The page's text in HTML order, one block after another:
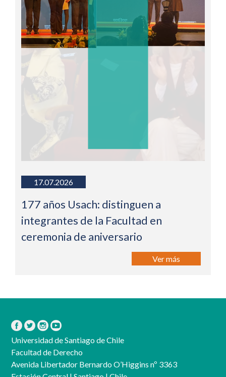
17.07.2026
177 años Usach: distinguen a
integrantes de la Facultad en
ceremonia de aniversario
Ver más
Universidad de Santiago de Chile
Facultad de Derecho
Avenida Libertador Bernardo O’Higgins nº 3363